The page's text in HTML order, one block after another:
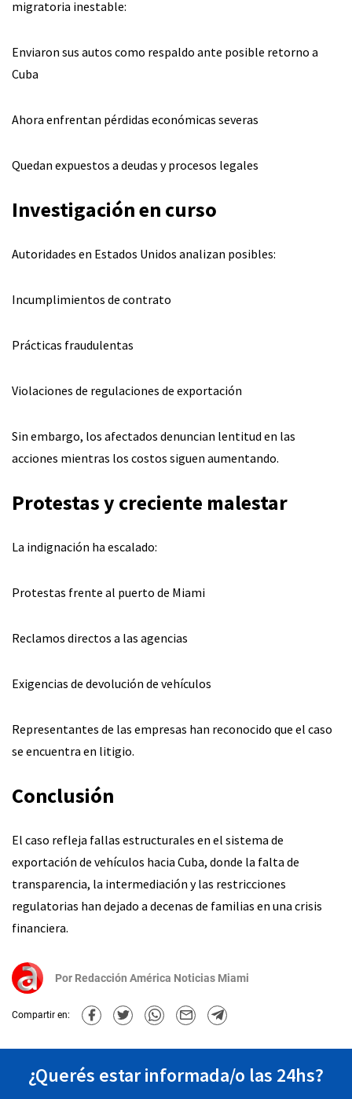
migratoria inestable:
Enviaron sus autos como respaldo ante posible retorno a
Cuba
Ahora enfrentan pérdidas económicas severas
Quedan expuestos a deudas y procesos legales
Investigación en curso
Autoridades en Estados Unidos analizan posibles:
Incumplimientos de contrato
Prácticas fraudulentas
Violaciones de regulaciones de exportación
Sin embargo, los afectados denuncian lentitud en las
acciones mientras los costos siguen aumentando.
Protestas y creciente malestar
La indignación ha escalado:
Protestas frente al puerto de Miami
Reclamos directos a las agencias
Exigencias de devolución de vehículos
Representantes de las empresas han reconocido que el caso
se encuentra en litigio.
Conclusión
El caso refleja fallas estructurales en el sistema de
exportación de vehículos hacia Cuba, donde la falta de
transparencia, la intermediación y las restricciones
regulatorias han dejado a decenas de familias en una crisis
financiera.
Por Redacción América Noticias Miami
Compartir en:
¿Querés estar informada/o las 24hs?